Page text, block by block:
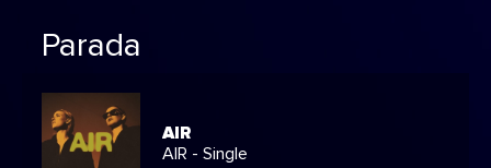
Parada
AIR
AIR - Single